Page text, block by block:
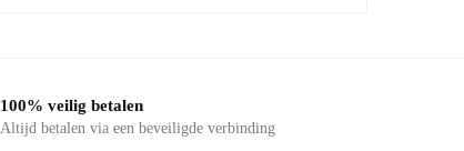
100% veilig betalen
Altijd betalen via een beveiligde verbinding